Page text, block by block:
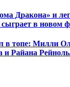
Дракона» и
в новом
в топе: Милли
и Райана